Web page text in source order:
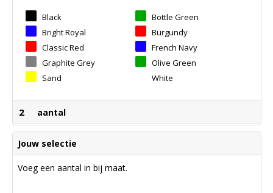
Black
Bottle Green
Bright Royal
Burgundy
Classic Red
French Navy
Graphite Grey
Olive Green
Sand
White
2 aantal
Jouw selectie
Voeg een aantal in bij maat.